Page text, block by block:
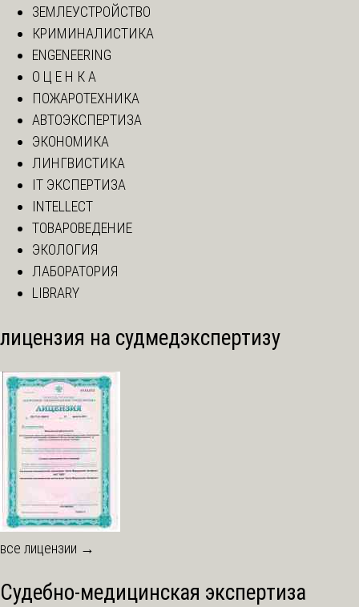
ЗЕМЛЕУСТРОЙСТВО
КРИМИНАЛИСТИКА
ENGENEERING
О Ц Е Н К А
ПОЖАРОТЕХНИКА
АВТОЭКСПЕРТИЗА
ЭКОНОМИКА
ЛИНГВИСТИКА
IT ЭКСПЕРТИЗА
INTELLECT
ТОВАРОВЕДЕНИЕ
ЭКОЛОГИЯ
ЛАБОРАТОРИЯ
LIBRARY
лицензия на судмедэкспертизу
все лицензии →
Судебно-медицинская экспертиза